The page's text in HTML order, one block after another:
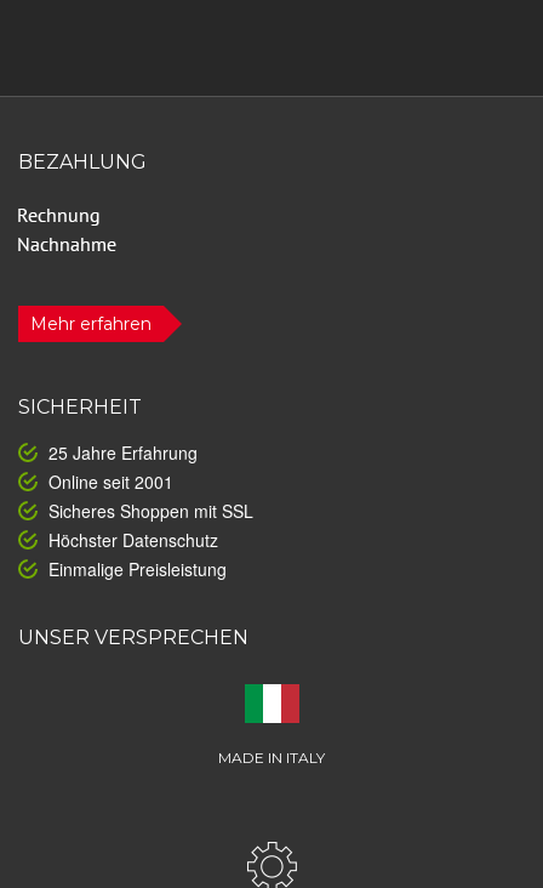
BEZAHLUNG
Mehr erfahren
SICHERHEIT
25 Jahre Erfahrung
Online seit 2001
Sicheres Shoppen mit SSL
Höchster Datenschutz
Einmalige Preisleistung
UNSER VERSPRECHEN
MADE IN ITALY